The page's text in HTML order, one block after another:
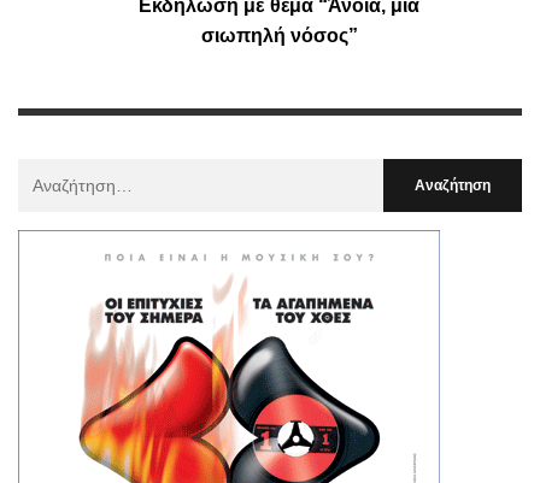
Εκδήλωση με θέμα “Άνοια, μια
σιωπηλή νόσος”
: